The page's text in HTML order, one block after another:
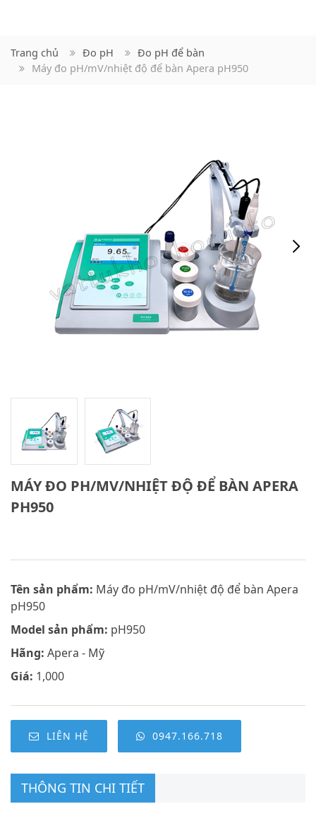
Trang chủ Đo pH
Đo pH để bàn
Máy đo pH/mV/nhiệt độ để bàn Apera pH950
MÁY ĐO PH/MV/NHIỆT ĐỘ ĐỂ BÀN APERA
PH950
Tên sản phẩm: Máy đo pH/mV/nhiệt độ để bàn Apera
pH950
Model sản phẩm: pH950
Hãng: Apera - Mỹ
Giá: 1,000
LIÊN HỆ 0947.166.718
THÔNG TIN CHI TIẾT